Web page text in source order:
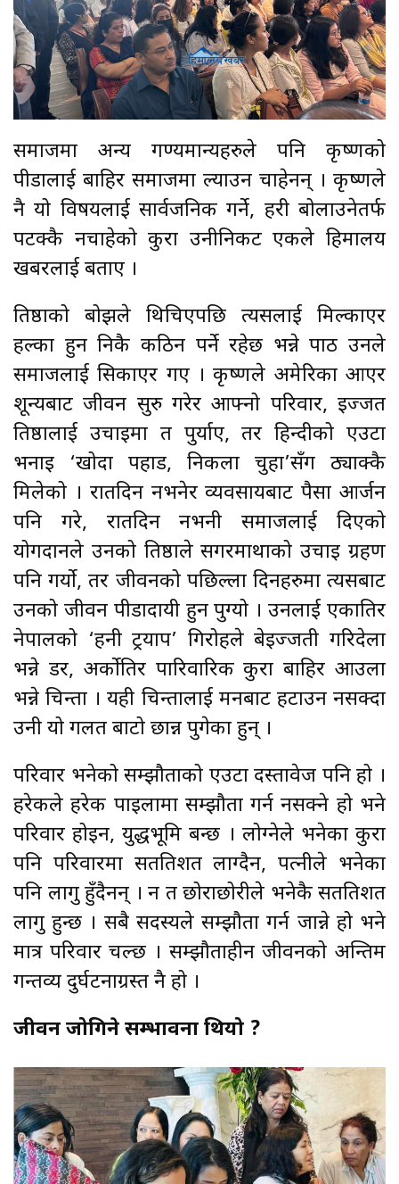
समाजमा अन्य गण्यमान्यहरुले पनि कृष्णको
पीडालाई बाहिर समाजमा ल्याउन चाहेनन् । कृष्णले
नै यो विषयलाई सार्वजनिक गर्ने, प्रहरी बोलाउनेतर्फ
पटक्कै नचाहेको कुरा उनीनिकट एकले हिमालय
खबरलाई बताए ।
प्रतिष्ठाको बोझले थिचिएपछि त्यसलाई मिल्काएर
हल्का हुन निकै कठिन पर्ने रहेछ भन्ने पाठ उनले
समाजलाई सिकाएर गए । कृष्णले अमेरिका आएर
शून्यबाट जीवन सुरु गरेर आफ्नो परिवार, इज्जत
प्रतिष्ठालाई उचाइमा त पुर्याए, तर हिन्दीको एउटा
भनाइ ‘खोदा पहाड, निकला चुहा’सँग ठ्याक्कै
मिलेको । रातदिन नभनेर व्यवसायबाट पैसा आर्जन
पनि गरे, रातदिन नभनी समाजलाई दिएको
योगदानले उनको प्रतिष्ठाले सगरमाथाको उचाइ ग्रहण
पनि गर्यो, तर जीवनको पछिल्ला दिनहरुमा त्यसबाट
उनको जीवन पीडादायी हुन पुग्यो । उनलाई एकातिर
नेपालको ‘हनी ट्रयाप’ गिरोहले बेइज्जती गरिदेला
भन्ने डर, अर्कोतिर पारिवारिक कुरा बाहिर आउला
भन्ने चिन्ता । यही चिन्तालाई मनबाट हटाउन नसक्दा
उनी यो गलत बाटो छान्न पुगेका हुन् ।
परिवार भनेको सम्झौताको एउटा दस्तावेज पनि हो ।
हरेकले हरेक पाइलामा सम्झौता गर्न नसक्ने हो भने
परिवार होइन, युद्धभूमि बन्छ । लोग्नेले भनेका कुरा
पनि परिवारमा सतप्रतिशत लाग्दैन, पत्नीले भनेका
पनि लागु हुँदैनन् । न त छोराछोरीले भनेकै सतप्रतिशत
लागु हुन्छ । सबै सदस्यले सम्झौता गर्न जान्ने हो भने
मात्र परिवार चल्छ । सम्झौताहीन जीवनको अन्तिम
गन्तव्य दुर्घटनाग्रस्त नै हो ।
जीवन जोगिने सम्भावना थियो ?